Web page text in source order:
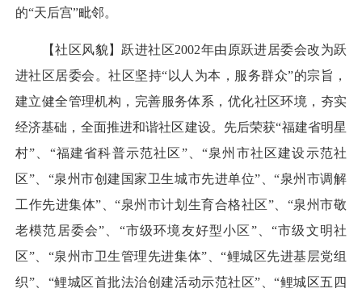
的“天后宫”毗邻。
【社区风貌】跃进社区2002年由原跃进居委会改为跃
进社区居委会。社区坚持“以人为本，服务群众”的宗旨，
建立健全管理机构，完善服务体系，优化社区环境，夯实
经济基础，全面推进和谐社区建设。先后荣获“福建省明星
村”、“福建省科普示范社区”、“泉州市社区建设示范社
区”、“泉州市创建国家卫生城市先进单位”、“泉州市调解
工作先进集体”、“泉州市计划生育合格社区”、“泉州市敬
老模范居委会”、“市级环境友好型小区”、“市级文明社
区”、“泉州市卫生管理先进集体”、“鲤城区先进基层党组
织”、“鲤城区首批法治创建活动示范社区”、“鲤城区五四